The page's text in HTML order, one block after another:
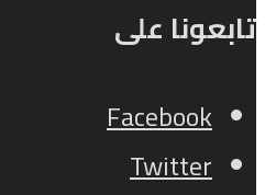
تابعونا على
Facebook
Twitter